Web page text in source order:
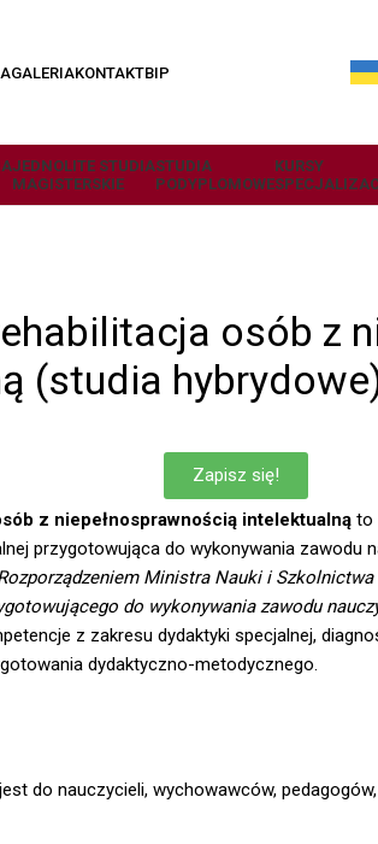
GALERIAKONTAKTBIP
JEDNOLITE STUDIA
MAGISTERSKIE
STUDIA
PODYPLOMOWE
KURSY
osób z
(studia
Zapisz się!
z niepełnosprawnością intelektualną to
przygotowująca do wykonywania zawodu
Ministra Nauki i
do wykonywania zawodu
z zakresu dydaktyki specjalnej,
dydaktyczno-metodycznego.
do nauczycieli, wychowawców,